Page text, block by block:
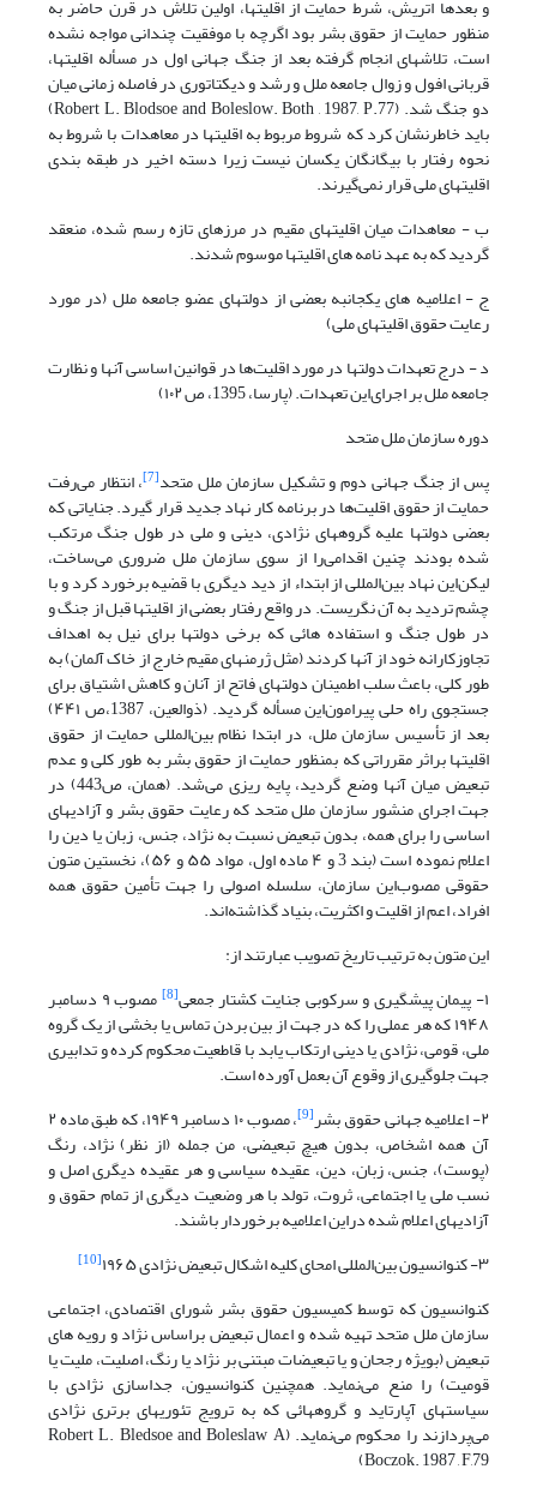
و بعدها اتریش، شرط حمایت از اقلیتها، اولین تلاش در قرن حاضر به
منظور حمایت از حقوق بشر بود اگرچه با موفقیت چندانی مواجه نشده
است، تلاشهای انجام گرفته بعد از جنگ جهانی اول در مسأله اقلیتها،
قربانی افول و زوال جامعه ملل و رشد و دیکتاتوری در فاصله زمانی میان
دو جنگ شد. (Robert L. Blodsoe and Boleslow. Both , 1987, P.77)
باید خاطرنشان کرد که شروط مربوط به اقلیتها در معاهدات با شروط به
نحوه رفتار با بیگانگان یکسان نیست زیرا دسته اخیر در طبقه بندی
اقلیتهای ملی قرار نمی‌گیرند.
ب - معاهدات میان اقلیتهای مقیم در مرزهای تازه رسم شده، منعقد
گردید که به عهد نامه های اقلیتها موسوم شدند.
ج - اعلامیه های یکجانبه بعضی از دولتهای عضو جامعه ملل (در مورد
رعایت حقوق اقلیتهای ملی)
د - درج تعهدات دولتها در مورد اقلیت‌ها در قوانین اساسی آنها و نظارت
جامعه ملل بر اجرای‌این تعهدات. (پارسا، 1395، ص ۱۰۲)
دوره سازمان ملل متحد
پس از جنگ جهانی دوم و تشکیل سازمان ملل متحد[7] ، انتظار می‌رفت
حمایت از حقوق اقلیت‌ها در برنامه کار نهاد جدید قرار گیرد. جنایاتی که
بعضی دولتها علیه گروههای نژادی، دینی و ملی در طول جنگ مرتکب
شده بودند چنین اقدامی‌را از سوی سازمان ملل ضروری می‌ساخت،
لیکن‌این نهاد بین‌المللی از ابتداء از دید دیگری با قضیه برخورد کرد و با
چشم تردید به آن نگریست. در واقع رفتار بعضی از اقلیتها قبل از جنگ و
در طول جنگ و استفاده هائی که برخی دولتها برای نیل به اهداف
تجاوزکارانه خود از آنها کردند (مثل ژرمنهای مقیم خارج از خاک آلمان) به
طور کلی، باعث سلب اطمینان دولتهای فاتح از آنان و کاهش اشتیاق برای
جستجوی راه حلی پیرامون‌این مسأله گردید. (ذوالعین، 1387،ص ۴۴۱)
بعد از تأسیس سازمان ملل، در ابتدا نظام بین‌المللی حمایت از حقوق
اقلیتها براثر مقرراتی که بمنظور حمایت از حقوق بشر به طور کلی و عدم
تبعیض میان آنها وضع گردید، پایه ریزی می‌شد. (همان، ص443) در
جهت اجرای منشور سازمان ملل متحد که رعایت حقوق بشر و آزادیهای
اساسی را برای همه، بدون تبعیض نسبت به نژاد، جنس، زبان یا دین را
اعلام نموده است (بند 3 و ۴ ماده اول، مواد ۵۵ و ۵۶)، نخستین متون
حقوقی مصوب‌این سازمان، سلسله اصولی را جهت تأمین حقوق همه
افراد، اعم از اقلیت و اکثریت، بنیاد گذاشته‌اند.
این متون به ترتیب تاریخ تصویب عبارتند از:
١- پیمان پیشگیری و سرکوبی جنایت کشتار جمعی
[8] مصوب ۹ دسامبر
۱۹۴۸ که هر عملی را که در جهت از بین بردن تماس یا بخشی از یک گروه
ملی، قومی، نژادی یا دینی ارتکاب یابد با قاطعیت محکوم کرده و تدابیری
جهت جلوگیری از وقوع آن بعمل آورده است.
۲- اعلامیه جهانی حقوق بشر
[9] ، مصوب ۱۰ دسامبر ۱۹۴۹، که طبق ماده ۲
آن همه اشخاص، بدون هیچ تبعیضی، من جمله (از نظر) نژاد، رنگ
(پوست)، جنس، زبان، دین، عقیده سیاسی و هر عقیده دیگری اصل و
نسب ملی یا اجتماعی، ثروت، تولد با هر وضعیت دیگری از تمام حقوق و
آزادیهای اعلام شده در‌این اعلامیه برخوردار باشند.
٣- کنوانسیون بین‌المللی امحای کلیه اشکال تبعیض نژادی ۱۹۶۵
[10]
کنوانسیون که توسط کمیسیون حقوق بشر شورای اقتصادی، اجتماعی
سازمان ملل متحد تهیه شده و اعمال تبعیض براساس نژاد و رویه های
تبعیض (بویژه رجحان و یا تبعیضات مبتنی بر نژاد یا رنگ، اصلیت، ملیت یا
قومیت) را منع می‌نماید. همچنین کنوانسیون، جداسازی نژادی با
سیاستهای آپارتاید و گروههائی که به ترویج تئوریهای برتری نژادی
می‌پردازند را محکوم می‌نماید. (Robert L. Bledsoe and Boleslaw A
Boczok. 1987 , F,79)